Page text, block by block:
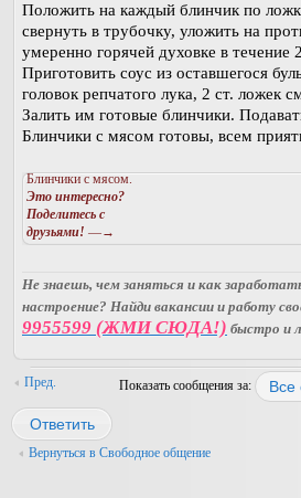
Положить на каждый блинчик по
свернуть в трубочку, уложить на
умеренно горячей духовке в течение
Приготовить соус из оставшегося
головок репчатого лука, 2 ст. ложек
Залить им готовые блинчики.
Блинчики с мясом готовы, всем
Блинчики с мясом.
Это интересно?
Поделитесь с
друзьями! —→
Не знаешь, чем заняться и как
настроение? Найди вакансии и работу
9955599 (ЖМИ СЮДА!) быстро и
Пред. Показать сообщения за:
Ответить
Вернуться в Свободное общение